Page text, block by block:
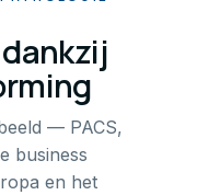
dankzij
— PACS,
business
en het